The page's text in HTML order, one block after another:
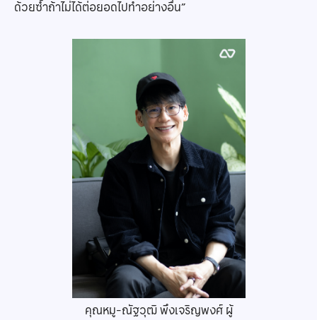
ด้วยซ้ำถ้าไม่ได้ต่อยอดไปทำอย่างอื่น”
คุณหมู-ณัฐวุฒิ พึงเจริญพงศ์ ผู้